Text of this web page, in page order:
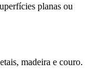
planas ou
madeira e couro.